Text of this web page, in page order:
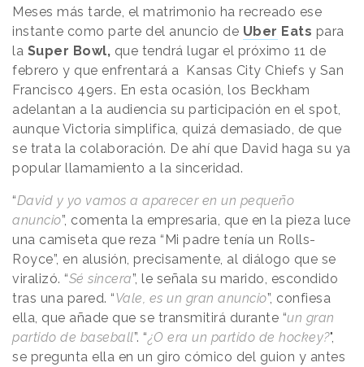
Meses más tarde, el matrimonio ha recreado ese
instante como parte del anuncio de Uber Eats para
la Super Bowl, que tendrá lugar el próximo 11 de
febrero y que enfrentará a Kansas City Chiefs y San
Francisco 49ers. En esta ocasión, los Beckham
adelantan a la audiencia su participación en el spot,
aunque Victoria simplifica, quizá demasiado, de que
se trata la colaboración. De ahí que David haga su ya
popular llamamiento a la sinceridad.
“David y yo vamos a aparecer en un pequeño
anuncio”, comenta la empresaria, que en la pieza luce
una camiseta que reza “Mi padre tenía un Rolls-
Royce”, en alusión, precisamente, al diálogo que se
viralizó. “Sé sincera”, le señala su marido, escondido
tras una pared. “Vale, es un gran anuncio”, confiesa
ella, que añade que se transmitirá durante “un gran
partido de baseball”. “¿O era un partido de hockey?",
se pregunta ella en un giro cómico del guion y antes